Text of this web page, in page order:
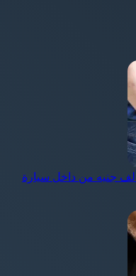
ضبط سائق لسرقة مليون و500 ألف جنيه من داخل سيارة